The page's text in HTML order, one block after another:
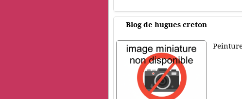
Blog de hugues creton